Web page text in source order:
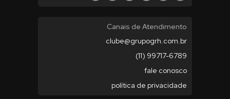
Canais de Atendimento
clube@grupogrh.com.br
(11) 99717-6789
fale conosco
política de privacidade